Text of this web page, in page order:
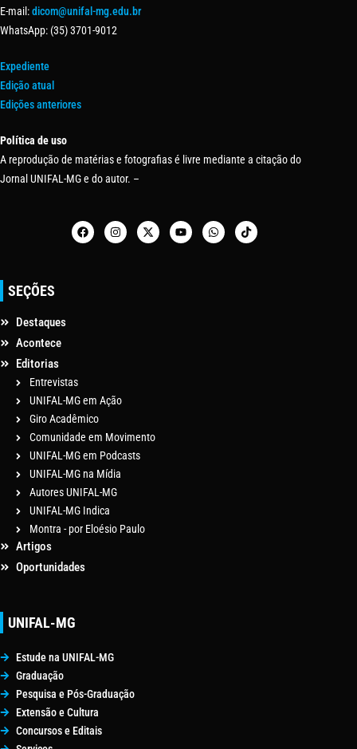
E-mail:dicom@unifal-mg.edu.br
WhatsApp: (35) 3701-9012
Expediente
Edição atual
Edições anteriores
Política de uso
A reprodução de matérias e fotografias é livre mediante a citação do
Jornal UNIFAL-MG e do autor. –
SEÇÕES
Destaques
Acontece
Editorias
Entrevistas
UNIFAL-MG em Ação
Giro Acadêmico
Comunidade em Movimento
UNIFAL-MG em Podcasts
UNIFAL-MG na Mídia
Autores UNIFAL-MG
UNIFAL-MG Indica
Montra - por Eloésio Paulo
Artigos
Oportunidades
UNIFAL-MG
Estude na UNIFAL-MG
Graduação
Pesquisa e Pós-Graduação
Extensão e Cultura
Concursos e Editais